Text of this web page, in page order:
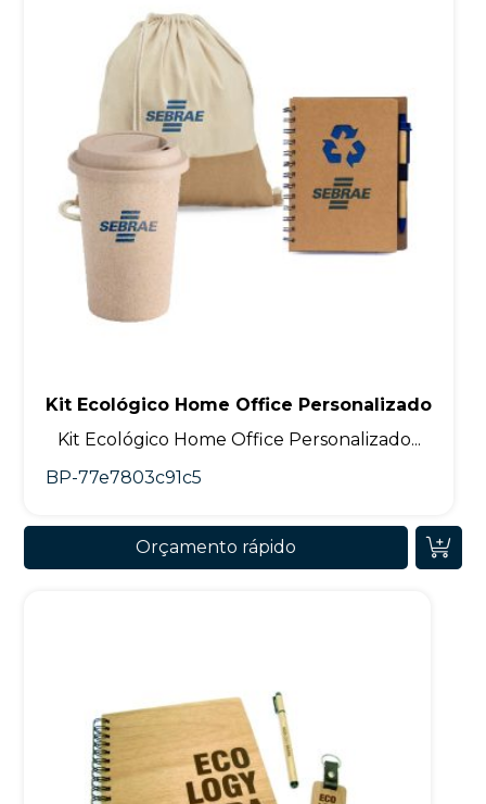
Kit Ecológico Home Office Personalizado
Kit Ecológico Home Office Personalizado...
BP-77e7803c91c5
Orçamento rápido